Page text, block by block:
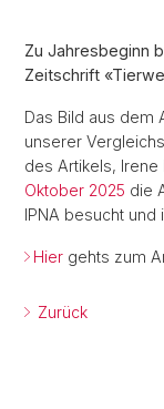
Zu Jahresbeginn
Zeitschrift
Das Bild aus dem
unserer
des Artikels,
Oktober 2025 die
IPNA besucht und
Hier gehts zum
Zurück